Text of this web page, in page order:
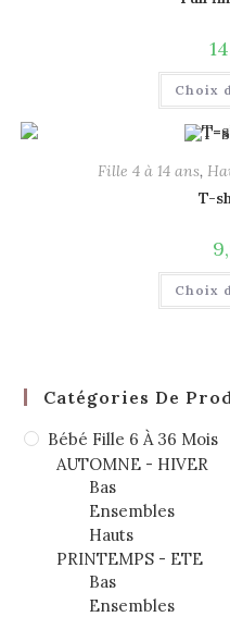
Choix
Fille 4 à 14 ans,
T-
Choix
Catégories De
Bébé Fille 6 À 36 Mois
AUTOMNE - HIVER
Bas
Ensembles
Hauts
PRINTEMPS - ETE
Bas
Ensembles